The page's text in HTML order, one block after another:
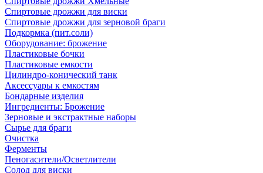
Спиртовые дрожжи для виски
Спиртовые дрожжи для зерновой браги
Подкормка (пит.соли)
Оборудование: брожение
Пластиковые бочки
Пластиковые емкости
Цилиндро-конический танк
Аксессуары к емкостям
Бондарные изделия
Ингредиенты: Брожение
Зерновые и экстрактные наборы
Сырье для браги
Очистка
Ферменты
Пеногасители/Осветлители
Солод для виски